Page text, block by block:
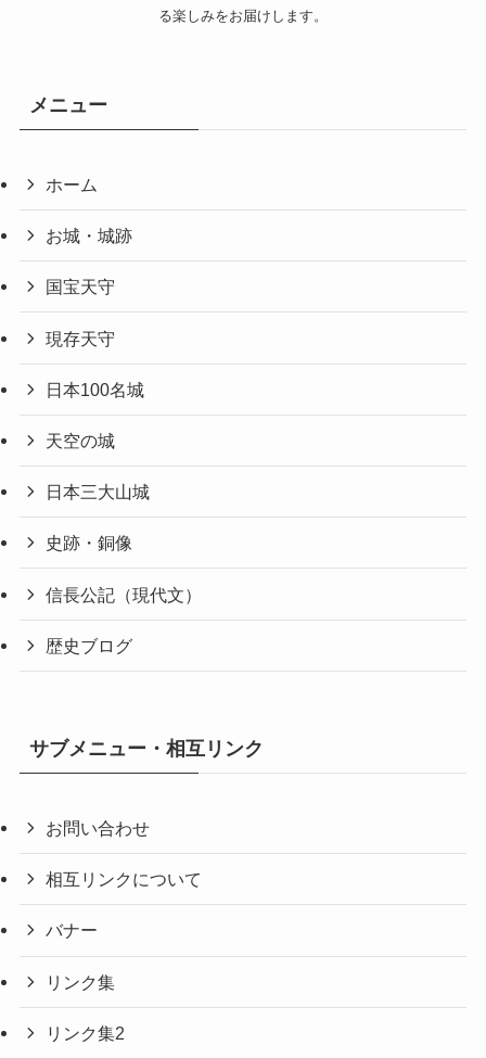
る楽しみをお届けします。
メニュー
ホーム
お城・城跡
国宝天守
現存天守
日本100名城
天空の城
日本三大山城
史跡・銅像
信長公記（現代文）
歴史ブログ
サブメニュー・相互リンク
お問い合わせ
相互リンクについて
バナー
リンク集
リンク集2